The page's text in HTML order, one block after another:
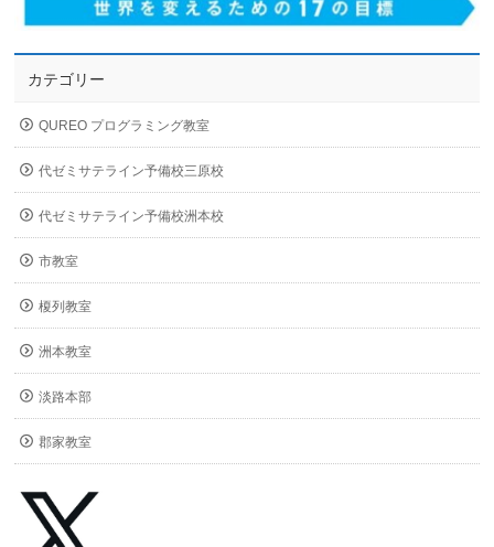
カテゴリー
QUREO プログラミング教室
代ゼミサテライン予備校三原校
代ゼミサテライン予備校洲本校
市教室
榎列教室
洲本教室
淡路本部
郡家教室